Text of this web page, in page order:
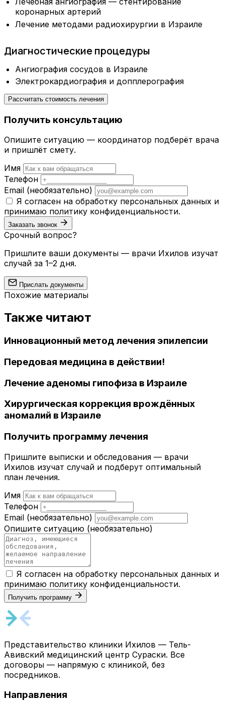
коронарных артерий
Лечение методами радиохирургии в Израиле
Диагностические процедуры
Ангиография сосудов в Израиле
Электрокардиография и допплерография
Рассчитать стоимость лечения
Получить консультацию
Опишите ситуацию — координатор подберёт врача
и пришлёт смету.
Имя
Телефон
Email (необязательно)
Я согласен на обработку персональных данных и
принимаю политику конфиденциальности.
Заказать звонок
Срочный вопрос?
Пришлите ваши документы — врачи Ихилов изучат
случай за 1–2 дня.
Прислать документы
Похожие материалы
Также читают
Инновационный метод лечения эпилепсии
Передовая медицина в действии!
Лечение аденомы гипофиза в Израиле
Хирургическая коррекция врождённых
аномалий в Израиле
Получить программу лечения
Пришлите выписки и обследования — врачи
Ихилов изучат случай и подберут оптимальный
план лечения.
Имя
Телефон
Email (необязательно)
Опишите ситуацию (необязательно)
Я согласен на обработку персональных данных и
принимаю политику конфиденциальности.
Получить программу
Представительство клиники Ихилов — Тель-
Авивский медицинский центр Сураски. Все
договоры — напрямую с клиникой, без
посредников.
Направления